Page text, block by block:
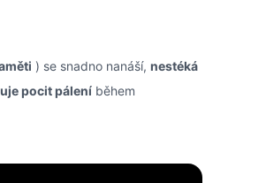
) se snadno nanáší, nestéká
pocit pálení během